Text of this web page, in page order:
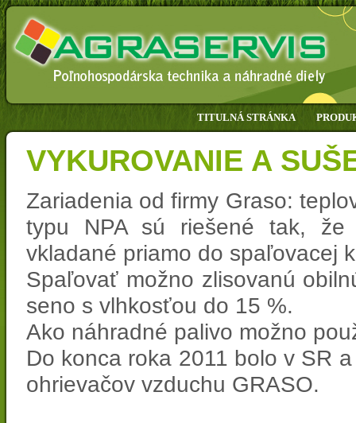
TITULNÁ STRÁNKA
VYKUROVANIE A
Zariadenia od firmy Graso:
typu NPA sú riešené tak, že
vkladané priamo do spaľovacej
Spaľovať možno zlisovanú
seno s vlhkosťou do 15 %.
Ako náhradné palivo možno
Do konca roka 2011 bolo v SR
ohrievačov vzduchu GRASO.